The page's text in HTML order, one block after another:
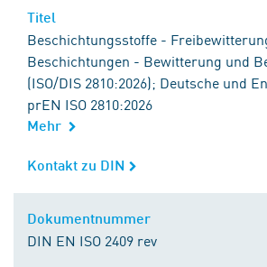
Titel
Beschichtungsstoffe -
Beschichtungen - Bewitterung und
(ISO/DIS 2810:2026); Deutsche und
prEN ISO 2810:2026
Mehr
Kontakt zu DIN
Kontakt zu DIN
Dokumentnummer
DIN EN ISO 2409 rev